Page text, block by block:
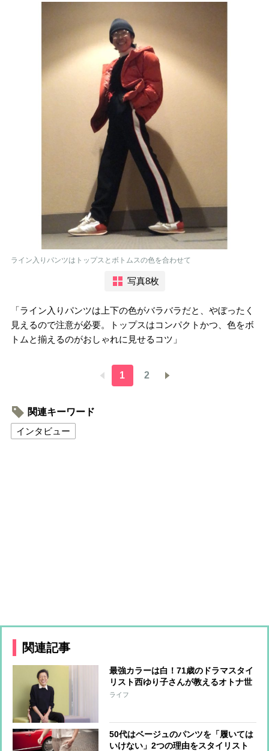
ライン入りパンツはトップスとボトムスの色を合わせて
写真8枚
「ライン入りパンツは上下の色がバラバラだと、やぼったく
見えるので注意が必要。トップスはコンパクトかつ、色をボ
トムと揃えるのがおしゃれに見せるコツ」
1 2
関連キーワード
インタビュー
関連記事
最強カラーは白！71歳のドラマスタイ
リスト西ゆり子さんが教えるオトナ世
代が輝くファッションのコツ
ライフ
50代はベージュのパンツを「履いては
いけない」2つの理由をスタイリスト